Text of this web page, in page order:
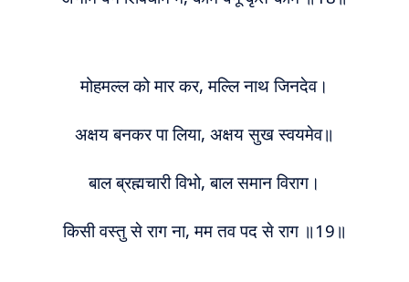
मोहमल्‍ल को मार कर, मल्लि नाथ जिनदेव।
अक्षय बनकर पा लिया, अक्षय सुख स्वयमेव॥
बाल ब्रह्मचारी विभो, बाल समान विराग।
किसी वस्तु से राग ना, मम तवपद से राग ॥19॥